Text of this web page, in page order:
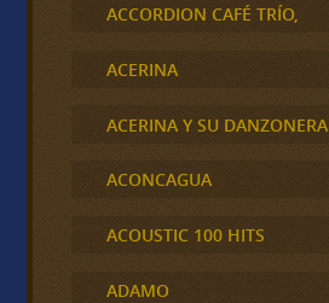
ACCORDION CAFÉ TRÍO,
ACERINA
ACERINA Y SU DANZONERA
ACONCAGUA
ACOUSTIC 100 HITS
ADAMO